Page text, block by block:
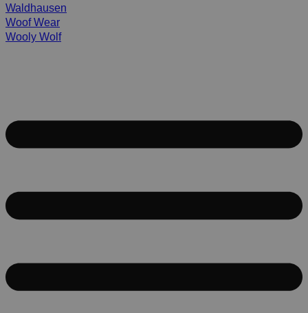
Waldhausen
Woof Wear
Wooly Wolf